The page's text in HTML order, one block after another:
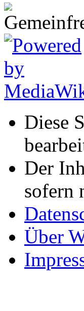
Diese
Der
sofern
Über